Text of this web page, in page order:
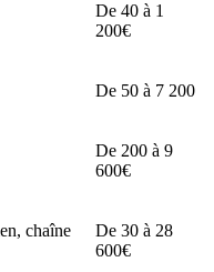
De 40 à 1
200€
De 50 à 7 200
De 200 à 9
600€
chaîne
De 30 à 28
600€